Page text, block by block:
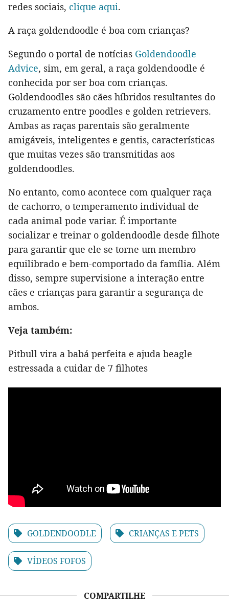
redes sociais, clique aqui.
A raça goldendoodle é boa com crianças?
Segundo o portal de notícias Goldendoodle
Advice, sim, em geral, a raça goldendoodle é
conhecida por ser boa com crianças.
Goldendoodles são cães híbridos resultantes do
cruzamento entre poodles e golden retrievers.
Ambas as raças parentais são geralmente
amigáveis, inteligentes e gentis, características
que muitas vezes são transmitidas aos
goldendoodles.
No entanto, como acontece com qualquer raça
de cachorro, o temperamento individual de
cada animal pode variar. É importante
socializar e treinar o goldendoodle desde filhote
para garantir que ele se torne um membro
equilibrado e bem-comportado da família. Além
disso, sempre supervisione a interação entre
cães e crianças para garantir a segurança de
ambos.
Veja também:
Pitbull vira a babá perfeita e ajuda beagle
estressada a cuidar de 7 filhotes
GOLDENDOODLE CRIANÇAS E PETS
VÍDEOS FOFOS
COMPARTILHE